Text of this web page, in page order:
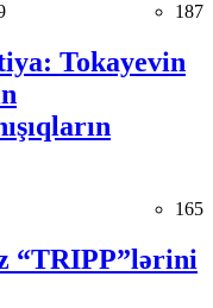
187
Tokayevin
165
“TRIPP”lərini